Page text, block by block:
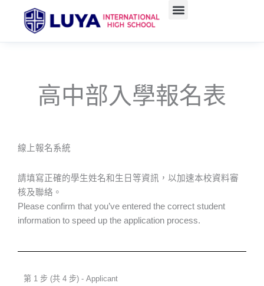
高中部入學報名表
線上報名系統​
請填寫正確的學生姓名和生日等資訊，以加速本校資料審
核及聯絡。
Please confirm that you’ve entered the correct student
information to speed up the application process.
第 1 步 (共 4 步) - Applicant